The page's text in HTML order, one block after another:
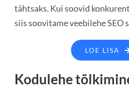
tähtsaks. Kui soovid
siis soovitame veebilehe SEO
LOE LISA
Kodulehe